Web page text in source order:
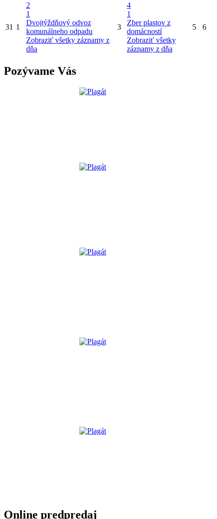
31 1
2
1
Dvojtýždňový odvoz
komunálneho odpadu
Zobraziť všetky záznamy z
dňa
3
4
1
Zber plastov z
domácností
Zobraziť všetky
záznamy z dňa
5 6
Pozývame Vás
Online predpredaj